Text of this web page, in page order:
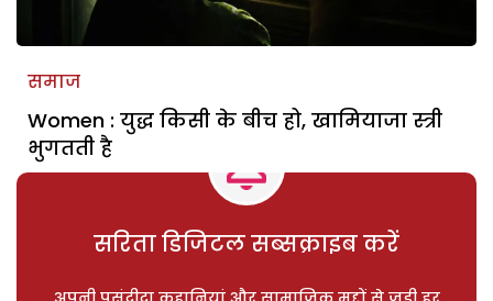
समाज
Women : युद्ध किसी के बीच हो, खामियाजा स्त्री
भुगतती है
सरिता डिजिटल सब्सक्राइब करें